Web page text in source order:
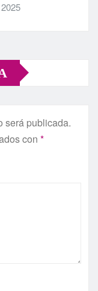
será publicada.
con *